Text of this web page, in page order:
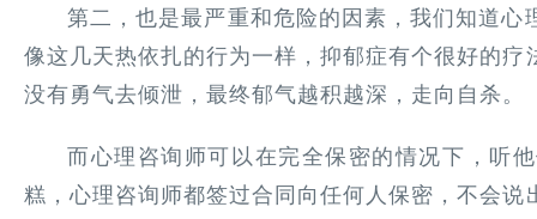
第二，也是最严重和危险的因素，我们知道
像这几天热依扎的行为一样，抑郁症有个很好的
没有勇气去倾泄，最终郁气越积越深，走向自杀。
而心理咨询师可以在完全保密的情况下，听
糕，心理咨询师都签过合同向任何人保密，不会说